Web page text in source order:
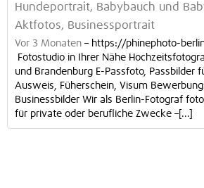
Hundeportrait, Babybauch und
Aktfotos, Businessportrait
Vor 3 Monaten – https://phinephoto-
Fotostudio in Ihrer Nähe
und Brandenburg E-Passfoto, Passbilder
Ausweis, Füherschein, Visum
Businessbilder Wir als Berlin-Fotograf
für private oder berufliche Zwecke –[...]